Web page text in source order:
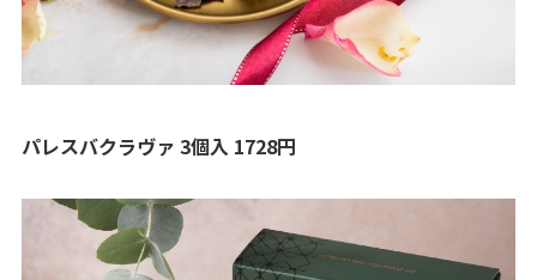
パレスバクラヴァ 3個入 1728円